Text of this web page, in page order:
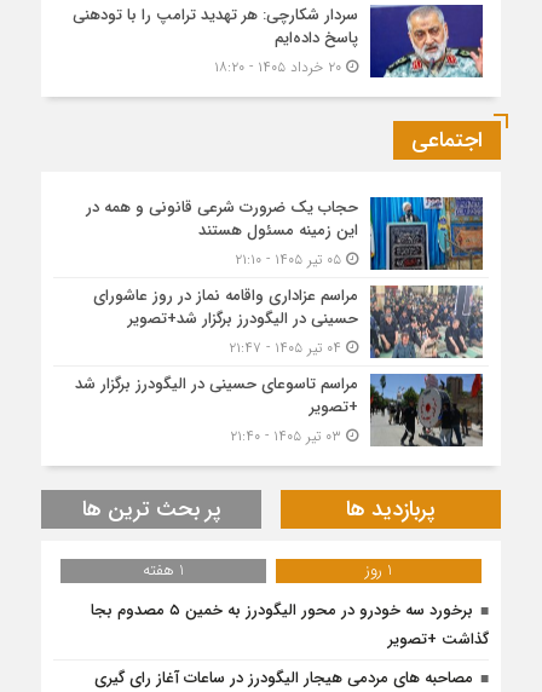
سردار شکارچی: هر تهدید ترامپ را با تودهنی
پاسخ داده‌ایم
۲۰ خرداد ۱۴۰۵ - ۱۸:۲۰
اجتماعی
حجاب یک ضرورت شرعی قانونی و همه در
این زمینه مسئول هستند
۰۵ تیر ۱۴۰۵ - ۲۱:۱۰
مراسم عزاداری واقامه نماز در روز عاشورای
حسینی در الیگودرز برگزار شد+تصویر
مراسم تاسوعای حسینی در الیگودرز برگزار شد
+تصویر
پربازدید ها پر بحث ترین ها
1 روز
1 هفته
برخورد سه خودرو در محور الیگودرز به خمین ۵ مصدوم بجا
گذاشت +تصویر
مصاحبه های مردمی هیجار الیگودرز در ساعات آغاز رای گیری